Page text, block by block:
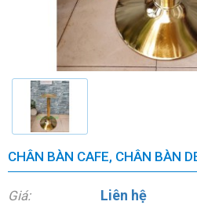
CHÂN BÀN CAFE, CHÂN BÀN
Giá: Liên hệ